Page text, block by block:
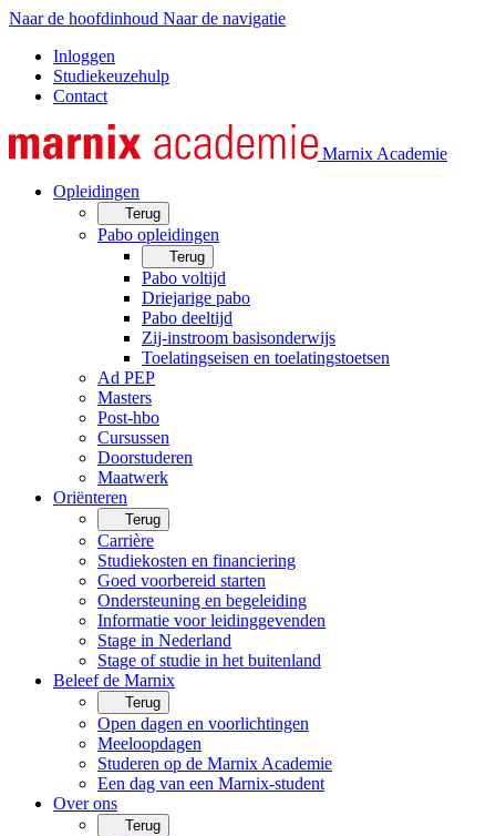
Naar de hoofdinhoud Naar de navigatie
Inloggen
Studiekeuzehulp
Contact
Marnix Academie
Opleidingen
Terug
Pabo opleidingen
Terug
Pabo voltijd
Driejarige pabo
Pabo deeltijd
Zij-instroom basisonderwijs
Toelatingseisen en toelatingstoetsen
Ad PEP
Masters
Post-hbo
Cursussen
Doorstuderen
Maatwerk
Oriënteren
Terug
Carrière
Studiekosten en financiering
Goed voorbereid starten
Ondersteuning en begeleiding
Informatie voor leidinggevenden
Stage in Nederland
Stage of studie in het buitenland
Beleef de Marnix
Terug
Open dagen en voorlichtingen
Meeloopdagen
Studeren op de Marnix Academie
Een dag van een Marnix-student
Over ons
Terug